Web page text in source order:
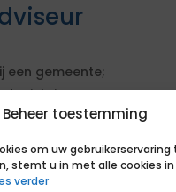
Beheer toestemming
om uw gebruikerservaring
stemt u in met alle cookies
verder
een gemeente;
de richting van